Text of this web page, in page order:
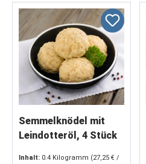
Semmelknödel mit
Leindotteröl, 4 Stück
Inhalt: 0.4 Kilogramm (27,25 € /